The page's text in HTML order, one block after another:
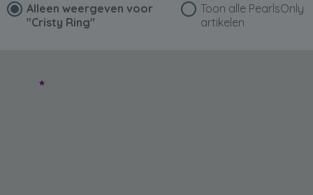
Alleen weergeven voor
"Cristy Ring"
Toon alle PearlsOnly
artikelen